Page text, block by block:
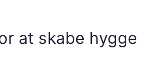
at skabe hygge